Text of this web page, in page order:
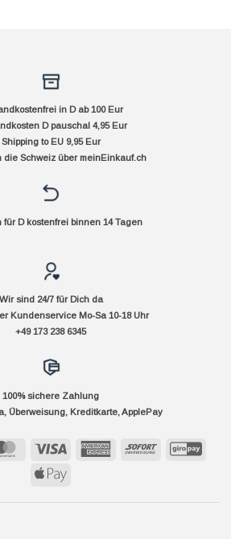
in D ab 100 Eur
D pauschal 4,95 Eur
Shipping to EU 9,95 Eur
die Schweiz über meinEinkauf.ch
für D kostenfrei binnen 14 Tagen
Wir sind 24/7 für Dich da
Kundenservice Mo-Sa 10-18 Uhr
+49 173 238 6345
100% sichere Zahlung
Überweisung, Kreditkarte, ApplePay
MasterCard Visa
AmericanSofort
Apple